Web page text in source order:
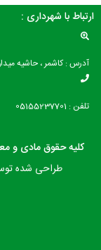
ارتباط با شهرداری :
آدرس : کاشمر ، حاشیه
تلفن : 05155237701
کلیه حقوق مادی و
طراحی شده